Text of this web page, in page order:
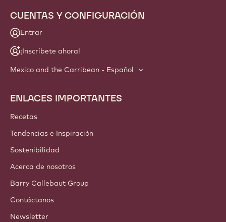
CUENTAS Y CONFIGURACIÓN
Entrar
¡Inscríbete ahora!
Mexico and the Carribean - Español
Footer
Callebaut
ENLACES IMPORTANTES
Recetas
Tendencias e Inspiración
Sostenibilidad
Acerca de nosotros
Barry Callebaut Group
Contáctanos
Newsletter